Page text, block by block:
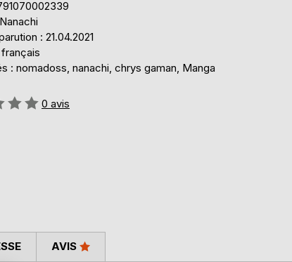
: 21.04.2021
: nomadoss, nanachi, chrys gaman, Manga
0 avis
AVIS